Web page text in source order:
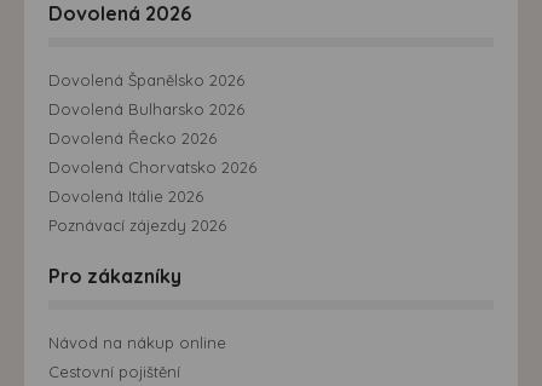
Dovolená 2026
Dovolená Španělsko 2026
Dovolená Bulharsko 2026
Dovolená Řecko 2026
Dovolená Chorvatsko 2026
Dovolená Itálie 2026
Poznávací zájezdy 2026
Pro zákazníky
Návod na nákup online
Cestovní pojištění